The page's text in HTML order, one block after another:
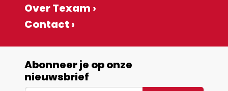
Over Texam ›
Contact ›
Abonneer je op onze
nieuwsbrief